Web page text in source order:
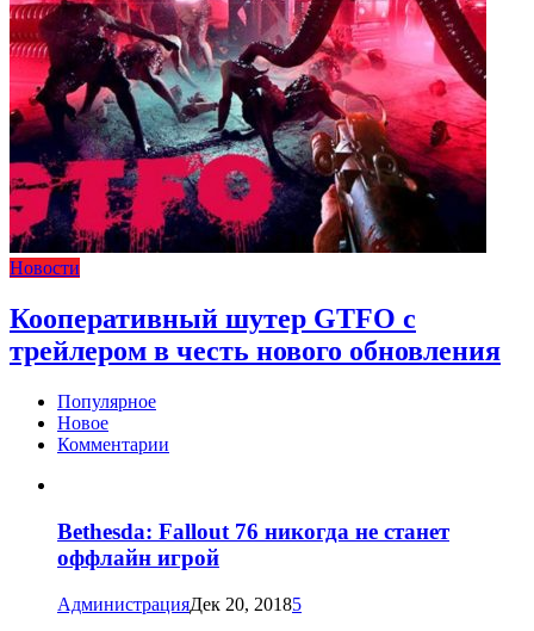
Новости
Кооперативный шутер GTFO с
трейлером в честь нового обновления
Популярное
Новое
Комментарии
Bethesda: Fallout 76 никогда не станет
оффлайн игрой
АдминистрацияДек 20, 20185